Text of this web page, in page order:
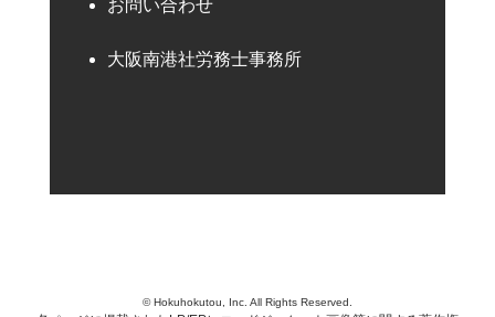
お問い合わせ
大阪南港社労務士事務所
© Hokuhokutou, Inc. All Rights Reserved.